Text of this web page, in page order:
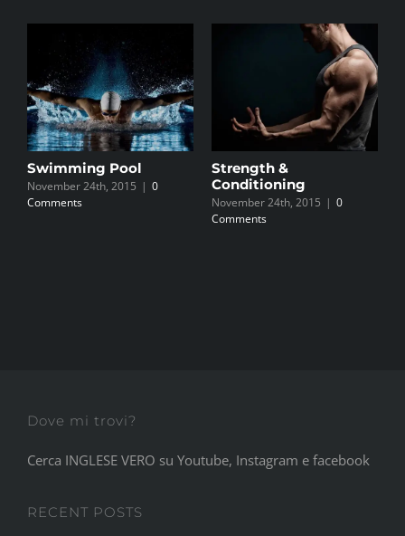
Swimming Pool
November 24th, 2015 | 0
Comments
Strength &
Conditioning
November 24th, 2015 | 0
Comments
Dove mi trovi?
Cerca INGLESE VERO su Youtube, Instagram e facebook
RECENT POSTS